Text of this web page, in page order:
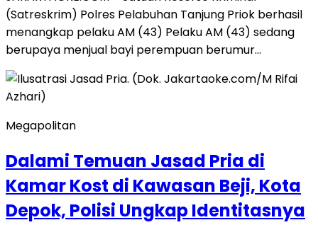
(Satreskrim) Polres Pelabuhan Tanjung Priok berhasil
menangkap pelaku AM (43) Pelaku AM (43) sedang
berupaya menjual bayi perempuan berumur…
Megapolitan
Dalami Temuan Jasad Pria di
Kamar Kost di Kawasan Beji, Kota
Depok, Polisi Ungkap Identitasnya